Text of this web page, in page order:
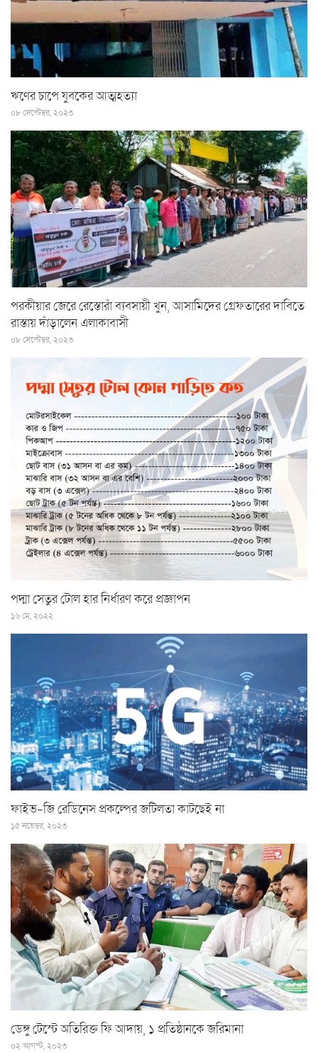
ঋণের চাপে যুবকের আত্মহত্যা
০৮ সেপ্টেম্বর, ২০২৩
পরকীয়ার জেরে রেস্তোরাঁ ব্যবসায়ী খুন, আসামিদের গ্রেফতারের দাবিতে
রাস্তায় দাঁড়ালেন এলাকাবাসী
০৮ সেপ্টেম্বর, ২০২৩
পদ্মা সেতুর টোল হার নির্ধারণ করে প্রজ্ঞাপন
১৬ মে, ২০২২
ফাইভ-জি রেডিনেস প্রকল্পের জটিলতা কাটছেই না
১৫ নভেম্বর, ২০২৩
ডেঙ্গু টেস্টে অতিরিক্ত ফি আদায়, ১ প্রতিষ্ঠানকে জরিমানা
০২ আগস্ট, ২০২৩